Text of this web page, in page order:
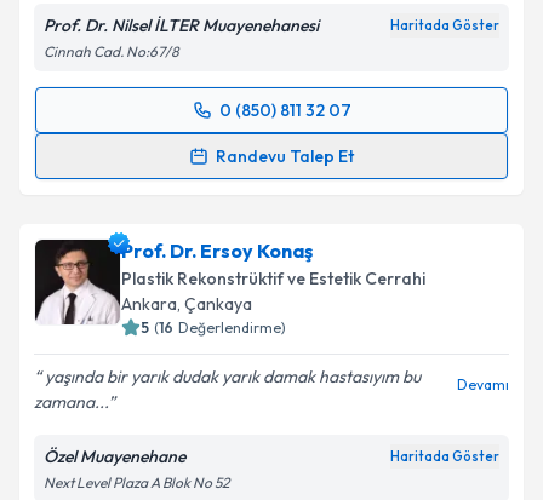
Kişisel verilerimin işlenmesine ilişkin
Metni'ni okudum ve kişisel verilerimin belirtilen
kapsamda işlenmesini kabul ediyorum.
Takvim Talebini Gönder
Prof. Dr. Nilsel İLTER Muayenehanesi Haritada Göster
Cinnah Cad. No:67/8
0 (850) 811 32 07
Randevu Talep Et
Randevu Takvimi Talebi
takvim hazırlandığında e-posta ile bilgilendireceğiz.
E-posta Adresiniz
kapsamda işlenmesini kabul ediyorum.
Prof. Dr. Ersoy Konaş
Plastik Rekonstrüktif ve Estetik Cerrahi
Ankara, Çankaya
5 (16 Değerlendirme)
yaşında bir yarık dudak yarık damak hastasıyım bu
zamana...
Devamı
Özel Muayenehane Haritada Göster
Next Level Plaza A Blok No 52